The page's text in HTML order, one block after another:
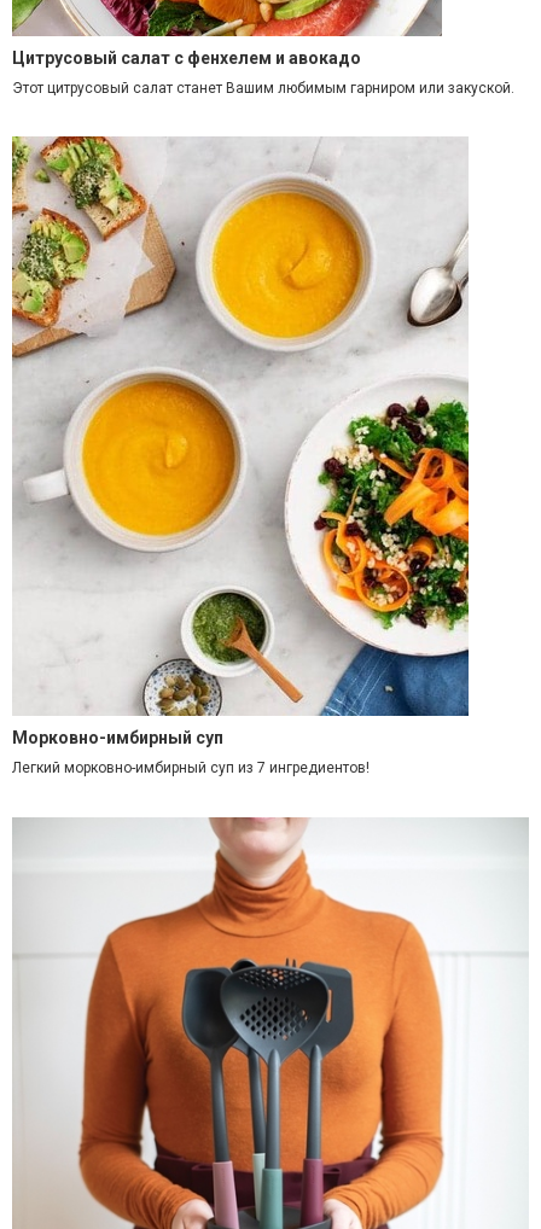
Цитрусовый салат с фенхелем и авокадо
Этот цитрусовый салат станет Вашим любимым гарниром или закуской.
Морковно-имбирный суп
Легкий морковно-имбирный суп из 7 ингредиентов!